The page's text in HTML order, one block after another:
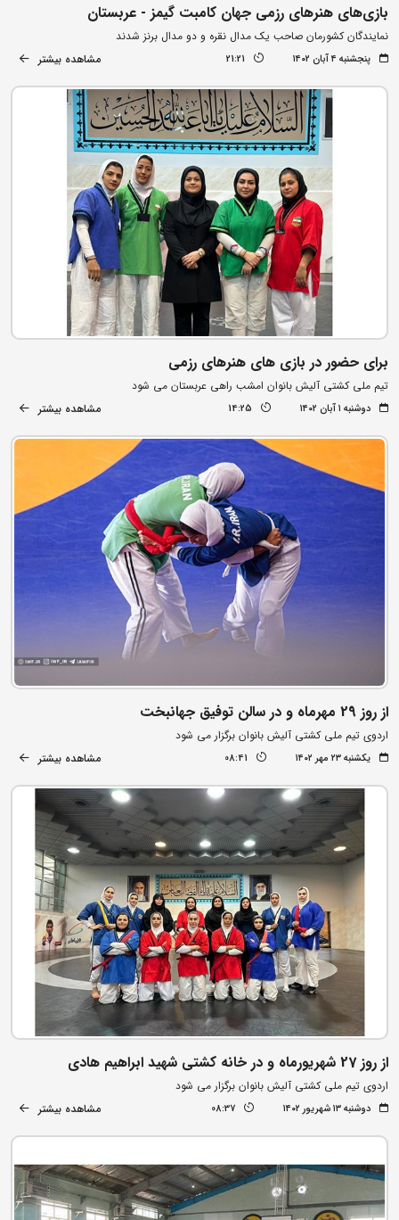
بازی‌های هنرهای رزمی جهان کامبت گیمز - عربستان
نمایندگان کشورمان صاحب یک مدال نقره و دو مدال برنز شدند
پنجشنبه ۴ آبان ۱۴۰۲ 21:21 مشاهده بیشتر
برای حضور در بازی های هنرهای رزمی
تیم ملی کشتی آلیش بانوان امشب راهی عربستان می شود
دوشنبه ۱ آبان ۱۴۰۲ 14:25 مشاهده بیشتر
از روز 29 مهرماه و در سالن توفیق جهانبخت
اردوی تیم ملی کشتی آلیش بانوان برگزار می شود
یکشنبه ۲۳ مهر ۱۴۰۲ 08:41 مشاهده بیشتر
از روز 27 شهریورماه و در خانه کشتی شهید ابراهیم هادی
اردوی تیم ملی کشتی آلیش بانوان برگزار می شود
دوشنبه ۱۳ شهریور ۱۴۰۲ 08:37 مشاهده بیشتر